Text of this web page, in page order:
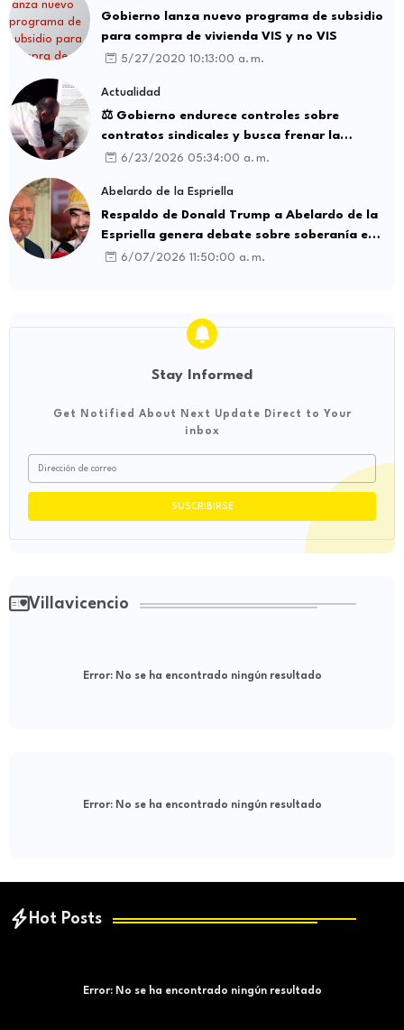
Gobierno lanza nuevo programa de subsidio
para compra de vivienda VIS y no VIS
5/27/2020 10:13:00 a. m.
Actualidad
⚖️ Gobierno endurece controles sobre
contratos sindicales y busca frenar la
intermediación laboral ilegal
6/23/2026 05:34:00 a. m.
Abelardo de la Espriella
Respaldo de Donald Trump a Abelardo de la
Espriella genera debate sobre soberanía e
influencia internacional
6/07/2026 11:50:00 a. m.
Stay Informed
Get Notified About Next Update Direct to Your
inbox
Villavicencio
Error:No se ha encontrado ningún resultado
Error:No se ha encontrado ningún resultado
Hot Posts
Error:No se ha encontrado ningún resultado